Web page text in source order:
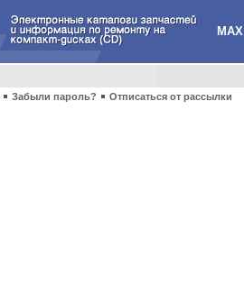
MAX
Забыли пароль? Отписаться от рассылки